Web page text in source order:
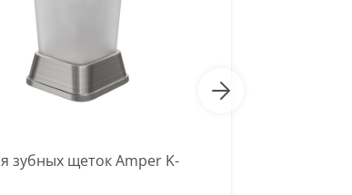
зубных щеток Amper K-